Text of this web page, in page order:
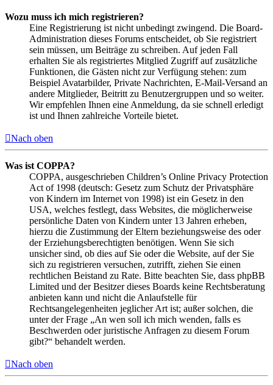
Wozu muss ich mich registrieren?
Eine Registrierung ist nicht unbedingt zwingend. Die Board-
Administration dieses Forums entscheidet, ob Sie registriert
sein müssen, um Beiträge zu schreiben. Auf jeden Fall
erhalten Sie als registriertes Mitglied Zugriff auf zusätzliche
Funktionen, die Gästen nicht zur Verfügung stehen: zum
Beispiel Avatarbilder, Private Nachrichten, E-Mail-Versand an
andere Mitglieder, Beitritt zu Benutzergruppen und so weiter.
Wir empfehlen Ihnen eine Anmeldung, da sie schnell erledigt
ist und Ihnen zahlreiche Vorteile bietet.
Nach oben
Was ist COPPA?
COPPA, ausgeschrieben Children’s Online Privacy Protection
Act of 1998 (deutsch: Gesetz zum Schutz der Privatsphäre
von Kindern im Internet von 1998) ist ein Gesetz in den
USA, welches festlegt, dass Websites, die möglicherweise
persönliche Daten von Kindern unter 13 Jahren erheben,
hierzu die Zustimmung der Eltern beziehungsweise des oder
der Erziehungsberechtigten benötigen. Wenn Sie sich
unsicher sind, ob dies auf Sie oder die Website, auf der Sie
sich zu registrieren versuchen, zutrifft, ziehen Sie einen
rechtlichen Beistand zu Rate. Bitte beachten Sie, dass phpBB
Limited und der Besitzer dieses Boards keine Rechtsberatung
anbieten kann und nicht die Anlaufstelle für
Rechtsangelegenheiten jeglicher Art ist; außer solchen, die
unter der Frage „An wen soll ich mich wenden, falls es
Beschwerden oder juristische Anfragen zu diesem Forum
gibt?“ behandelt werden.
Nach oben